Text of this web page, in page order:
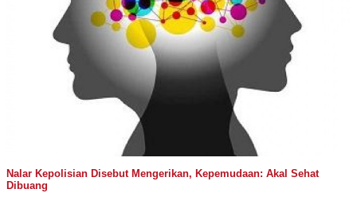
Nalar Kepolisian Disebut Mengerikan, Kepemudaan: Akal Sehat
Dibuang